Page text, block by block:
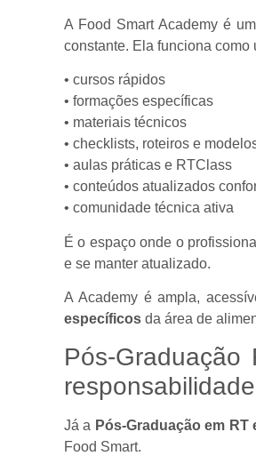
A Food Smart Academy é um
constante. Ela funciona como
• cursos rápidos
• formações específicas
• materiais técnicos
• checklists, roteiros e
• aulas práticas e RTClass
• conteúdos atualizados
• comunidade técnica ativa
É o espaço onde o
e se manter atualizado.
A Academy é ampla,
específicos da área de
Pós-
Já a Pós-Graduação em
Food Smart.